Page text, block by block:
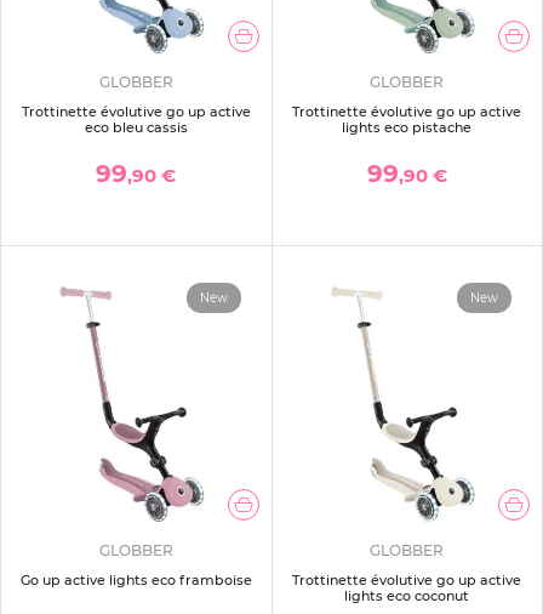
GLOBBER
Trottinette évolutive go up active
eco bleu cassis
99,90 €
GLOBBER
Trottinette évolutive go up active
lights eco pistache
99,90 €
New
GLOBBER
Go up active lights eco framboise
New
GLOBBER
Trottinette évolutive go up active
lights eco coconut